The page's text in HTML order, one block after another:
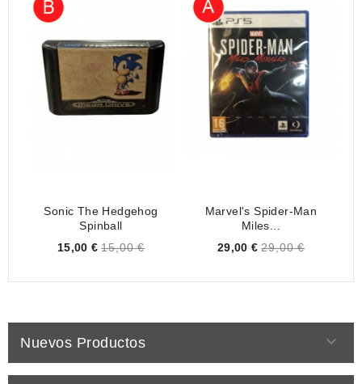
Sonic The Hedgehog
Spinball
Price
15,00 € 15,00 €
Marvel's Spider-Man
Miles...
Price
29,00 € 29,00 €
Nuevos Productos 